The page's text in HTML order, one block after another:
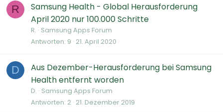
R
Samsung Health - Global Herausforderung
April 2020 nur 100.000 Schritte
R. Samsung Apps Forum
Antworten 9 21. April 2020
D
Aus Dezember-Herausforderung bei Samsung
Health entfernt worden
D. Samsung Apps Forum
Antworten 2 21. Dezember 2019